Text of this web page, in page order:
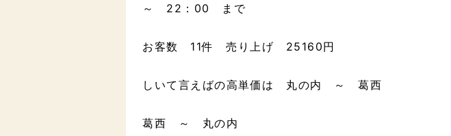
～ 22：00 まで
お客数 11件 売り上げ 25160円
しいて言えばの高単価は 丸の内 ～ 葛西
葛西 ～ 丸の内